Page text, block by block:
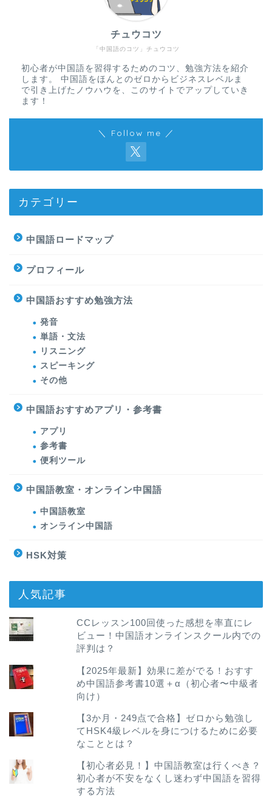
「中国語のコツ」チュウコツ
チュウコツ
初心者が中国語を習得するためのコツ、勉強方法を紹介
します。 中国語をほんとのゼロからビジネスレベルま
で引き上げたノウハウを、このサイトでアップしていき
ます！
＼ Follow me ／
カテゴリー
中国語ロードマップ
プロフィール
中国語おすすめ勉強方法
発音
単語・文法
リスニング
スピーキング
その他
中国語おすすめアプリ・参考書
アプリ
参考書
便利ツール
中国語教室・オンライン中国語
中国語教室
オンライン中国語
HSK対策
人気記事
CCレッスン100回使った感想を率直にレ
ビュー！中国語オンラインスクール内での
評判は？
【2025年最新】効果に差がでる！おすす
め中国語参考書10選＋α（初心者〜中級者
向け）
【3か月・249点で合格】ゼロから勉強し
てHSK4級レベルを身につけるために必要
なこととは？
【初心者必見！】中国語教室は行くべき？
初心者が不安をなくし迷わず中国語を習得
する方法